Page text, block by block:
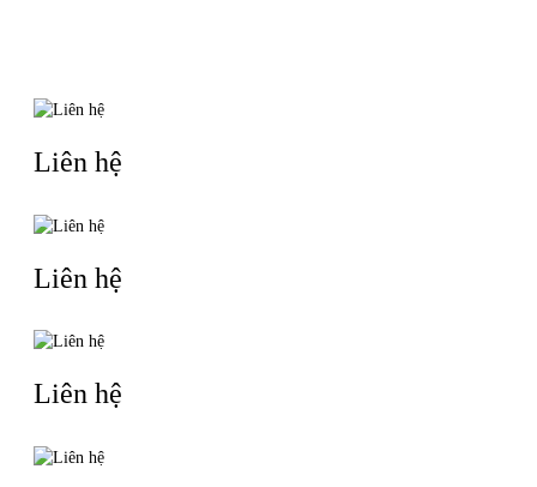
Liên hệ
Liên hệ
Liên hệ